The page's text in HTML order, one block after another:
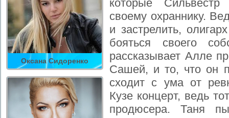
Оксана Сидоренко
которые Сильвестр
своему охраннику.
и застрелить,
бояться своего
рассказывает Алле
Сашей, и то, что он
сходит с ума от
Кузе концерт, ведь
продюсера. Таня